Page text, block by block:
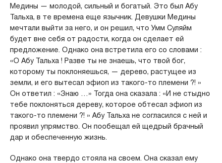
Медины — молодой, сильный и богатый. Это был Абу
Тальха, в те времена еще язычник. Девушки Медины
мечтали выйти за него, и он решил, что Умм Суляйм
будет вне себя от радости, когда он сделает ей
предложение. Однако она встретила его со словами :
«О Абу Тальха ! Разве ты не знаешь, что твой бог,
которому ты поклоняешься, — дерево, растущее из
земли, и его вытесал эфиоп из такого-то племени ?! »
Он ответил : «Знаю …» Тогда она сказала : «И не стыдно
тебе поклоняться дереву, которое обтесал эфиоп из
такого-то племени ?! » Абу Тальха не согласился с ней и
проявил упрямство. Он пообещал ей щедрый брачный
дар и обеспеченную жизнь.
Однако она твердо стояла на своем. Она сказал ему